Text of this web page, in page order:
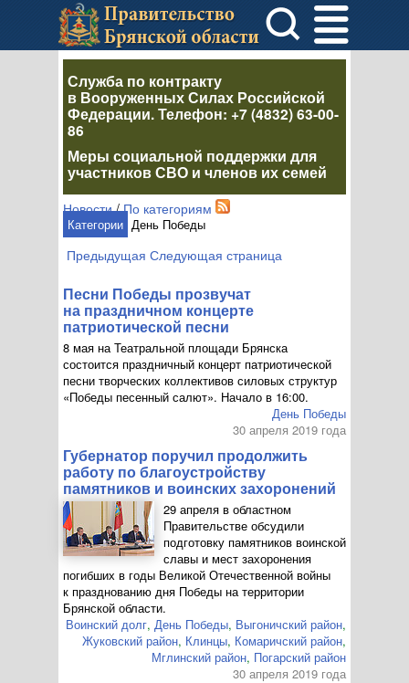
Служба по контракту
в Вооруженных Силах Российской
Федерации. Телефон: +7 (4832) 63-00-
86
Меры социальной поддержки для
участников СВО и членов их семей
Новости/По категориям
Категории День Победы
Предыдущая Следующая страница
Песни Победы прозвучат
на праздничном концерте
патриотической песни
8 мая на Театральной площади Брянска
состоится праздничный концерт патриотической
песни творческих коллективов силовых структур
«Победы песенный салют». Начало в 16:00.
День Победы
30 апреля 2019 года
Губернатор поручил продолжить
работу по благоустройству
памятников и воинских захоронений
29 апреля в областном
Правительстве обсудили
подготовку памятников воинской
славы и мест захоронения
погибших в годы Великой Отечественной войны
к празднованию дня Победы на территории
Брянской области.
Воинский долг, День Победы, Выгоничский район,
Жуковский район, Клинцы, Комаричский район,
Мглинский район, Погарский район
30 апреля 2019 года